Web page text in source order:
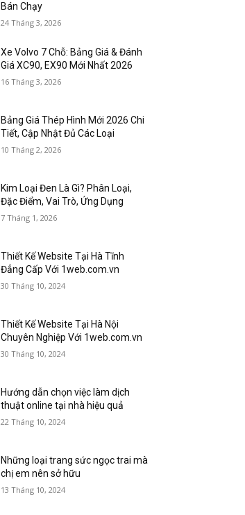
Bán Chạy
24 Tháng 3, 2026
Xe Volvo 7 Chỗ: Bảng Giá & Đánh
Giá XC90, EX90 Mới Nhất 2026
16 Tháng 3, 2026
Bảng Giá Thép Hình Mới 2026 Chi
Tiết, Cập Nhật Đủ Các Loại
10 Tháng 2, 2026
Kim Loại Đen Là Gì? Phân Loại,
Đặc Điểm, Vai Trò, Ứng Dụng
7 Tháng 1, 2026
Thiết Kế Website Tại Hà Tĩnh
Đẳng Cấp Với 1web.com.vn
30 Tháng 10, 2024
Thiết Kế Website Tại Hà Nội
Chuyên Nghiệp Với 1web.com.vn
30 Tháng 10, 2024
Hướng dẫn chọn việc làm dịch
thuật online tại nhà hiệu quả
22 Tháng 10, 2024
Những loại trang sức ngọc trai mà
chị em nên sở hữu
13 Tháng 10, 2024